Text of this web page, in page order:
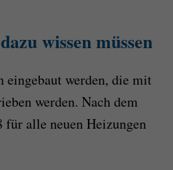
wissen müssen
eingebaut werden, die mit
werden. Nach dem
für alle neuen Heizungen